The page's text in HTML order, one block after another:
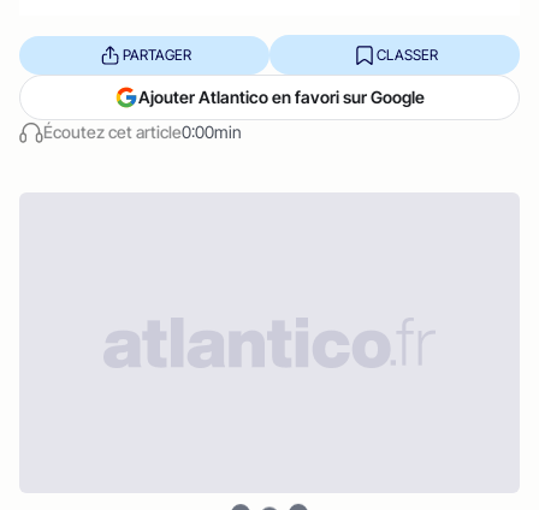
Écoutez cet article0:00min
PARTAGER CLASSER
Ajouter Atlantico en favori sur Google